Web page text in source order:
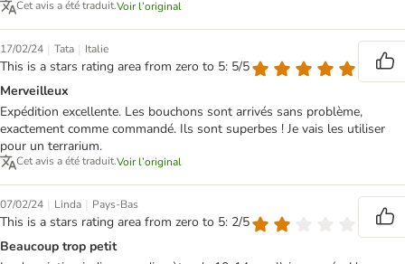
Cet avis a été traduit.Voir l’original
17/02/24 | Tata | Italie
This is a stars rating area from zero to 5: 5/5
Merveilleux
Expédition excellente. Les bouchons sont arrivés sans problème,
exactement comme commandé. Ils sont superbes ! Je vais les utiliser
pour un terrarium.
Cet avis a été traduit.Voir l’original
07/02/24 | Linda | Pays-Bas
This is a stars rating area from zero to 5: 2/5
Beaucoup trop petit